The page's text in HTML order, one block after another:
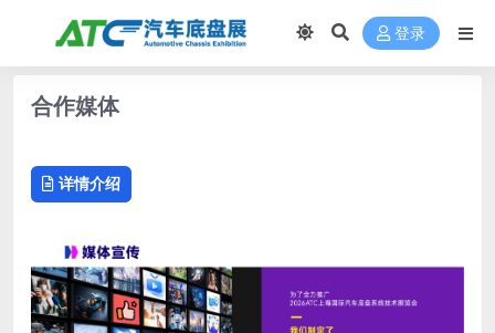
登录
合作媒体
详情介绍